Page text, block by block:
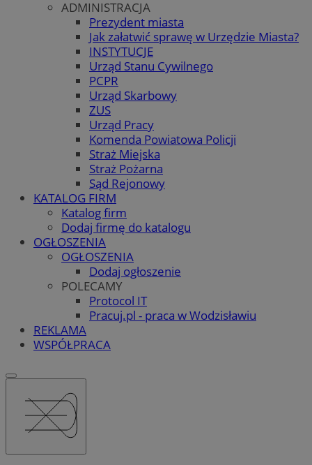
ADMINISTRACJA
Prezydent miasta
Jak załatwić sprawę w Urzędzie Miasta?
INSTYTUCJE
Urząd Stanu Cywilnego
PCPR
Urząd Skarbowy
ZUS
Urząd Pracy
Komenda Powiatowa Policji
Straż Miejska
Straż Pożarna
Sąd Rejonowy
KATALOG FIRM
Katalog firm
Dodaj firmę do katalogu
OGŁOSZENIA
OGŁOSZENIA
Dodaj ogłoszenie
POLECAMY
Protocol IT
Pracuj.pl - praca w Wodzisławiu
REKLAMA
WSPÓŁPRACA